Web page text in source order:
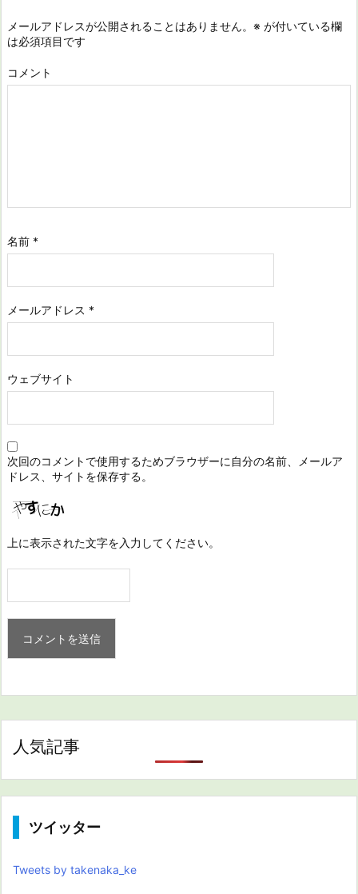
メールアドレスが公開されることはありません。 ※ が付いている欄
は必須項目です
コメント
名前 *
メールアドレス *
ウェブサイト
次回のコメントで使用するためブラウザーに自分の名前、メールア
ドレス、サイトを保存する。
上に表示された文字を入力してください。
人気記事
ツイッター
Tweets by takenaka_ke